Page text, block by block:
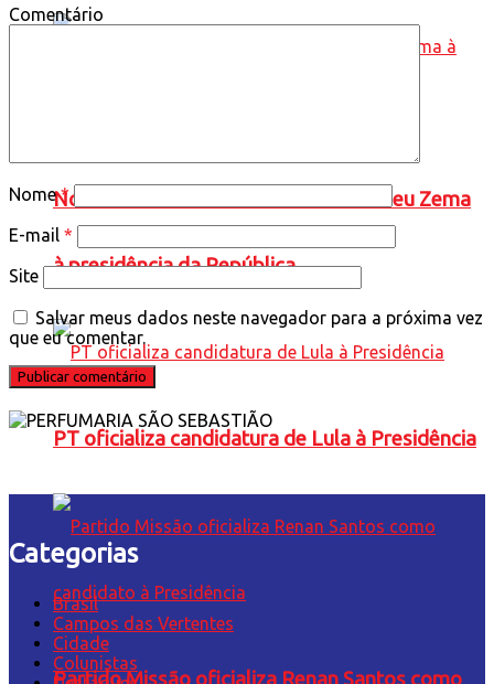
Novo oficializa a candidatura de Romeu Zema
à presidência da República
PT oficializa candidatura de Lula à Presidência
Partido Missão oficializa Renan Santos como
Comentário
Nome*
E-mail *
Site
Salvar meus dados neste navegador para a próxima vez
que eu comentar.
Categorias
Brasil
Campos das Vertentes
Cidade
Colunistas